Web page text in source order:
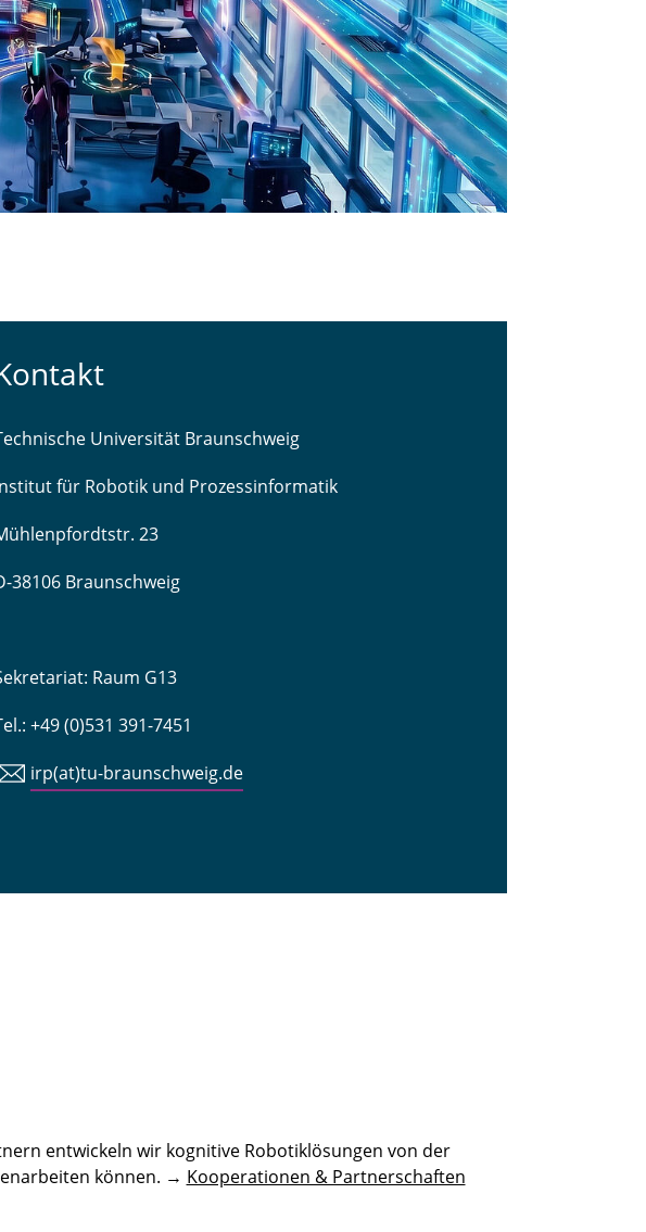
Universität Braunschweig
für Robotik und Prozessinformatik
23
38106 Braunschweig
Raum G13
+49 (0)531 391-7451
irp(at)tu-braunschweig.de
entwickeln wir kognitive Robotiklösungen von der
können. → Kooperationen & Partnerschaften